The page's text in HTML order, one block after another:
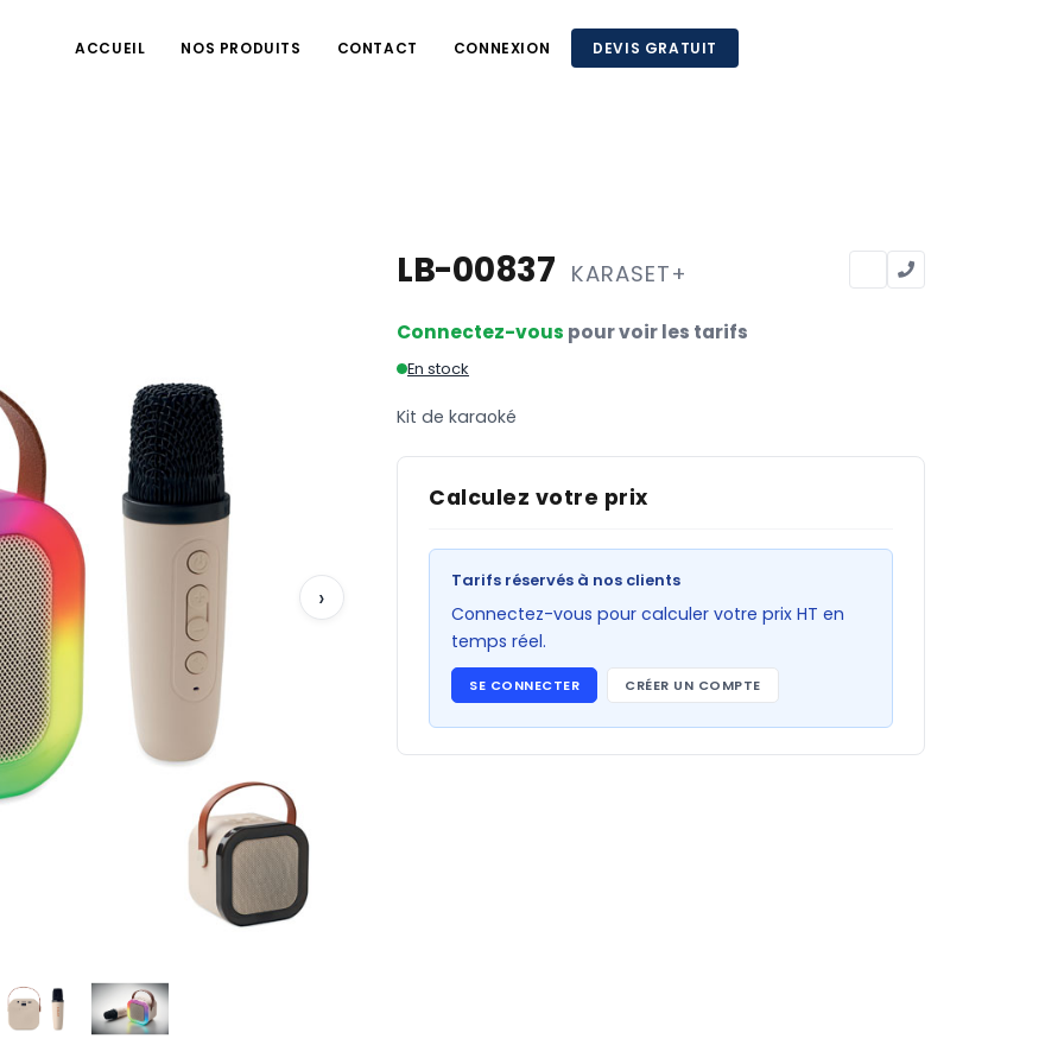
ACCUEIL NOS PRODUITS CONTACT CONNEXION DEVIS GRATUIT
›
LB-00837 KARASET+
Connectez-vous pour voir les tarifs
En stock
Kit de karaoké
Calculez votre prix
Tarifs réservés à nos clients
Connectez-vous pour calculer votre prix HT en
temps réel.
SE CONNECTER CRÉER UN COMPTE